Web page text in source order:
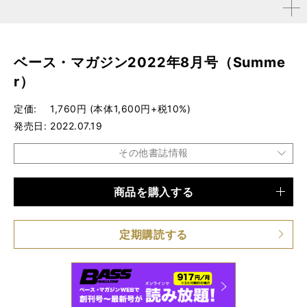
拡大す
ベース・マガジン2022年8月号（Summe
r）
定価
1,760円 (本体1,600円+税10%)
発売日
2022.07.19
その他書誌情報
仕様 A4変形判 / 180ページ
商品を購入する
定期購読する